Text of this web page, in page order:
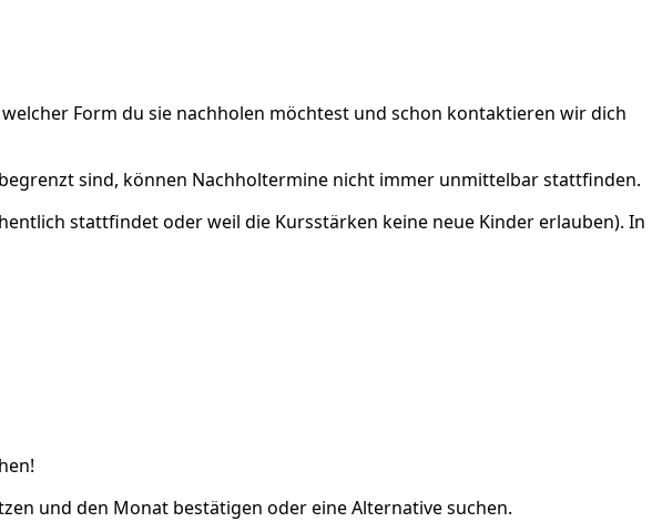
Form du sie nachholen möchtest und schon kontaktieren wir dich
sind, können Nachholtermine nicht immer unmittelbar stattfinden.
stattfindet oder weil die Kursstärken keine neue Kinder erlauben). In
und den Monat bestätigen oder eine Alternative suchen.